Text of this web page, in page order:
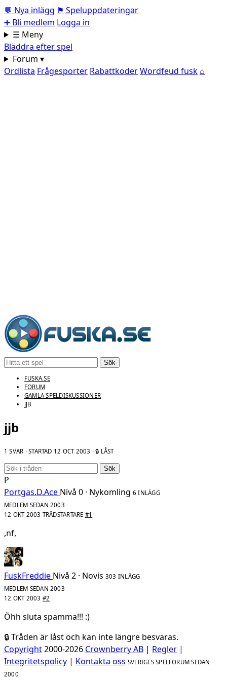
💬 Nya inlägg ⚑ Speluppdateringar
➕ Bli medlem Logga in
☰ Meny
Bläddra efter spel
Forum ▾
Ordlista Frågesporter RabattkoderWordfeud fusk ⌂
Sök
FUSKA.SE
FORUM
GAMLA SPELDISKUSSIONER
JJB
jjb
1 SVAR · STARTAD 12 OCT 2003 · 🔒 LÅST
Sök
P
Portgas.D.Ace Nivå 0 · Nykomling 6 INLÄGG
MEDLEM SEDAN 2003
12 OKT 2003 TRÅDSTARTARE #1
,nf,
FuskFreddie Nivå 2 · Novis 303 INLÄGG
MEDLEM SEDAN 2003
12 OKT 2003 #2
Öhh sluta spamma!!! :)
🔒 Tråden är låst och kan inte längre besvaras.
Copyright2000-2026 Crownberry AB | Regler |
Integritetspolicy | Kontakta oss SVERIGES SPELFORUM SEDAN
2000